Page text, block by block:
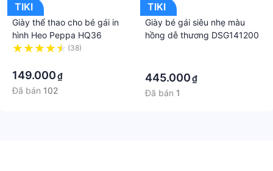
TIKI
Giày thể thao cho bé gái in
hình Heo Peppa HQ36
(38)
149.000₫
Đã bán 102
TIKI
Giày bé gái siêu nhẹ màu
hồng dễ thương DSG141200
445.000₫
Đã bán 1